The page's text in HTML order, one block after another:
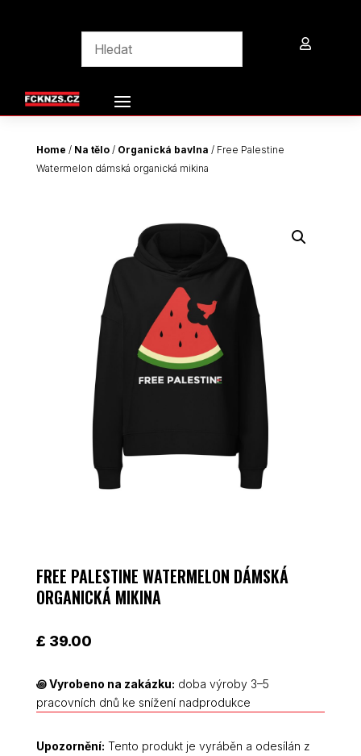

Home / Na tělo/ Organická bavlna / Free Palestine
Watermelon dámská organická mikina
FREE PALESTINE WATERMELON DÁMSKÁ
ORGANICKÁ MIKINA
£ 39.00
꩜Vyrobeno na zakázku: doba výroby 3–5
pracovních dnů ke snížení nadprodukce
Upozornění: Tento produkt je vyráběn a odesílán z